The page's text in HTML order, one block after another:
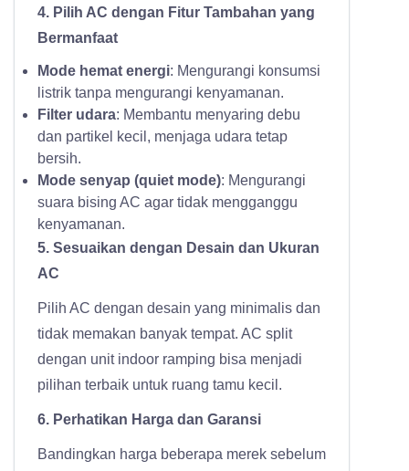
4. Pilih AC dengan Fitur Tambahan yang
Bermanfaat
Mode hemat energi: Mengurangi konsumsi
listrik tanpa mengurangi kenyamanan.
Filter udara: Membantu menyaring debu
dan partikel kecil, menjaga udara tetap
bersih.
Mode senyap (quiet mode): Mengurangi
suara bising AC agar tidak mengganggu
kenyamanan.
5. Sesuaikan dengan Desain dan Ukuran
AC
Pilih AC dengan desain yang minimalis dan
tidak memakan banyak tempat. AC split
dengan unit indoor ramping bisa menjadi
pilihan terbaik untuk ruang tamu kecil.
6. Perhatikan Harga dan Garansi
Bandingkan harga beberapa merek sebelum